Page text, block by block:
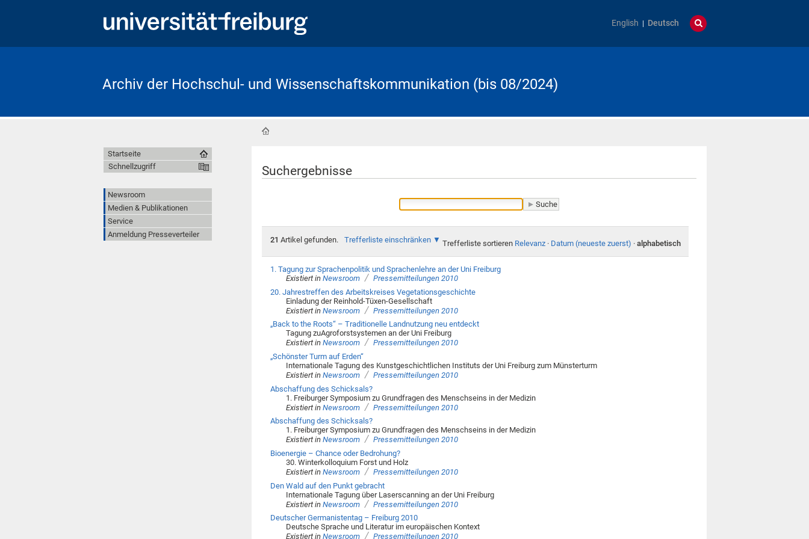
English Deutsch
Archiv der Hochschul- und Wissenschaftskommunikation (bis 08/2024)
Suchergebnisse
21 Artikel gefunden. Trefferliste einschränken Trefferliste sortieren Relevanz · Datum (neueste zuerst) · alphabetisch
1. Tagung zur Sprachenpolitik und Sprachenlehre an der Uni Freiburg
Existiert in Newsroom / Pressemitteilungen 2010
20. Jahrestreffen des Arbeitskreises Vegetationsgeschichte
Einladung der Reinhold-Tüxen-Gesellschaft
Existiert in Newsroom / Pressemitteilungen 2010
„Back to the Roots“ – Traditionelle Landnutzung neu entdeckt
Tagung zuAgroforstsystemen an der Uni Freiburg
Existiert in Newsroom / Pressemitteilungen 2010
„Schönster Turm auf Erden“
Internationale Tagung des Kunstgeschichtlichen Instituts der Uni Freiburg zum Münsterturm
Existiert in Newsroom / Pressemitteilungen 2010
Abschaffung des Schicksals?
1. Freiburger Symposium zu Grundfragen des Menschseins in der Medizin
Existiert in Newsroom / Pressemitteilungen 2010
Abschaffung des Schicksals?
1. Freiburger Symposium zu Grundfragen des Menschseins in der Medizin
Existiert in Newsroom / Pressemitteilungen 2010
Bioenergie – Chance oder Bedrohung?
30. Winterkolloquium Forst und Holz
Existiert in Newsroom / Pressemitteilungen 2010
Den Wald auf den Punkt gebracht
Internationale Tagung über Laserscanning an der Uni Freiburg
Existiert in Newsroom / Pressemitteilungen 2010
Deutscher Germanistentag – Freiburg 2010
Deutsche Sprache und Literatur im europäischen Kontext
Existiert in Newsroom / Pressemitteilungen 2010
Startseite
Schnellzugriff
Newsroom
Medien & Publikationen
Service
Anmeldung Presseverteiler